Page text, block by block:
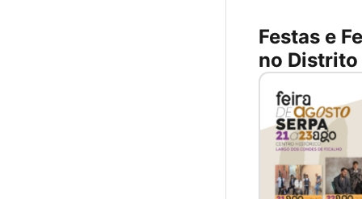
Festas e
no Distrito